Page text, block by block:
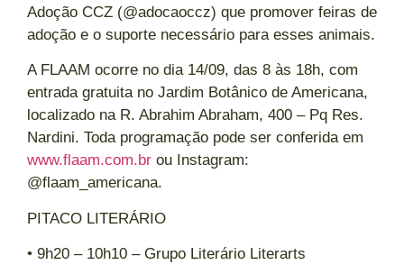
Adoção CCZ (@adocaoccz) que promover feiras de
adoção e o suporte necessário para esses animais.
A FLAAM ocorre no dia 14/09, das 8 às 18h, com
entrada gratuita no Jardim Botânico de Americana,
localizado na R. Abrahim Abraham, 400 – Pq Res.
Nardini. Toda programação pode ser conferida em
www.flaam.com.br ou Instagram:
@flaam_americana.
PITACO LITERÁRIO
• 9h20 – 10h10 – Grupo Literário Literarts